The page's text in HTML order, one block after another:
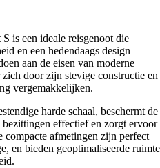
is een ideale reisgenoot die
en een hedendaags design
aan de eisen van moderne
door zijn stevige constructie en
vergemakkelijken.
harde schaal, beschermt de
effectief en zorgt ervoor
afmetingen zijn perfect
en bieden geoptimaliseerde ruimte